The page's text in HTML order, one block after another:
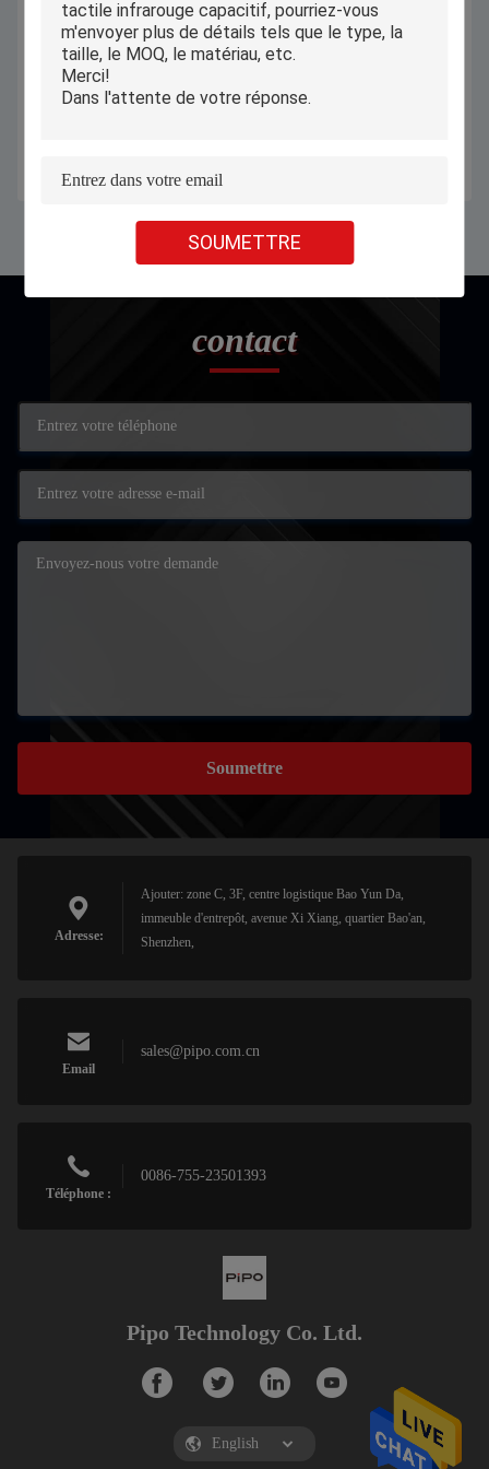
SOUMETTRE
14 noyau I3 de disque transistorisé
Obtenez le meilleur prix
PiPO X10 X10pro Mini écran tactile
contact
Soumettre
Adresse:
Ajouter: zone C, 3F, centre logistique Bao Yun Da,
immeuble d'entrepôt, avenue Xi Xiang, quartier Bao'an,
Shenzhen,
Email
sales@pipo.com.cn
Téléphone :
0086-755-23501393
Pipo Technology Co. Ltd.